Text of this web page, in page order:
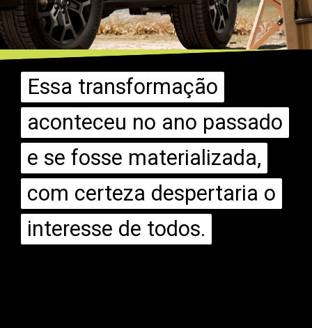
Essa transformação
aconteceu no ano passado
e se fosse materializada,
com certeza despertaria o
interesse de todos.
Essa transformação
aconteceu no ano passado
e se fosse materializada,
com certeza despertaria o
interesse de todos.